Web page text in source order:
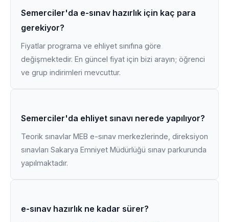
Semerciler'da e-sınav hazırlık için kaç para
gerekiyor?
Fiyatlar programa ve ehliyet sınıfına göre
değişmektedir. En güncel fiyat için bizi arayın; öğrenci
ve grup indirimleri mevcuttur.
Semerciler'da ehliyet sınavı nerede yapılıyor?
Teorik sınavlar MEB e-sınav merkezlerinde, direksiyon
sınavları Sakarya Emniyet Müdürlüğü sınav parkurunda
yapılmaktadır.
e-sınav hazırlık ne kadar sürer?